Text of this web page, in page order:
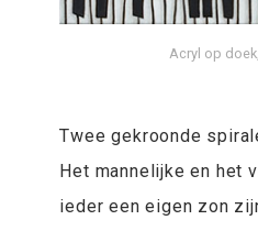
Acryl op
Twee gekroonde
Het mannelijke en het
ieder een eigen zon